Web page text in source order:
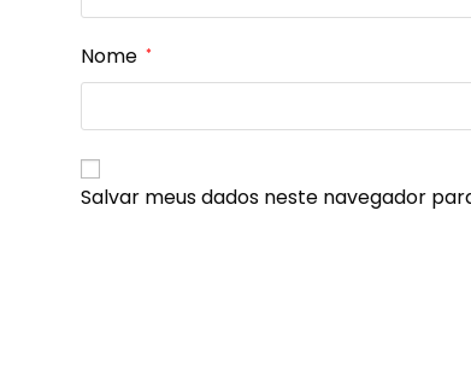
Nome *
Salvar meus dados neste navegador